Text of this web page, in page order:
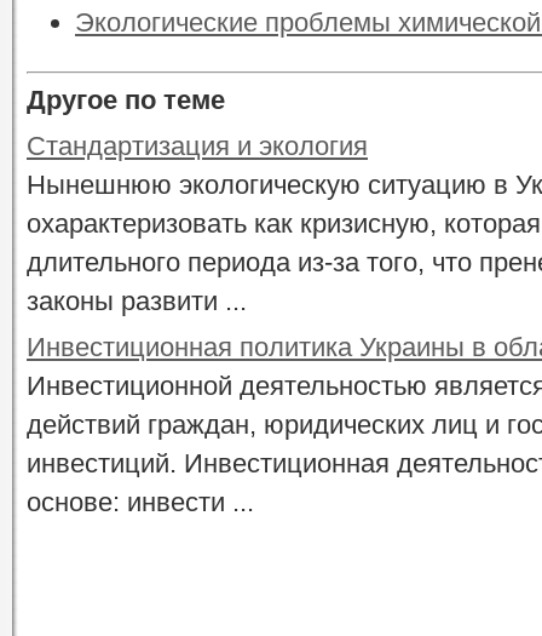
Экологические проблемы
Другое по теме
Стандартизация и экология
Нынешнюю экологическую ситуацию в
охарактеризовать как кризисную,
длительного периода из-за того, что
законы развити ...
Инвестиционная политика Украины в
Инвестиционной деятельностью
действий граждан, юридических лиц и
инвестиций. Инвестиционная
основе: инвести ...